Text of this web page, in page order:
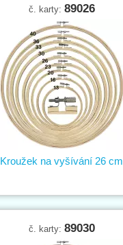
č. karty: 89026
Kroužek na vyšívání 26 cm
č. karty: 89030